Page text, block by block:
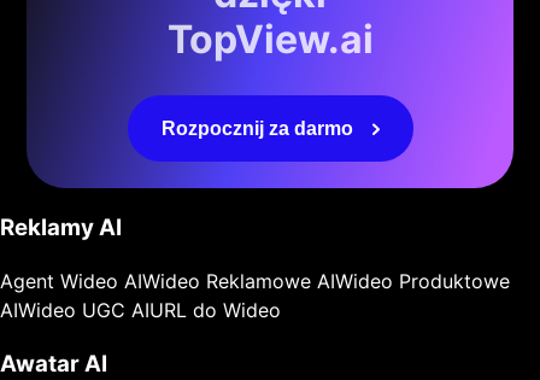
TopView.ai
Rozpocznij za darmo
Reklamy AI
Agent Wideo AIWideo Reklamowe AIWideo Produktowe
AIWideo UGC AIURL do Wideo
Awatar AI